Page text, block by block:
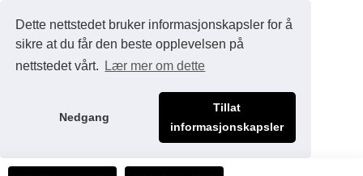
Dette nettstedet bruker informasjonskapsler for å
sikre at du får den beste opplevelsen på
nettstedet vårt.
Lær mer om dette
Nedgang
Tillat
informasjonskapsler